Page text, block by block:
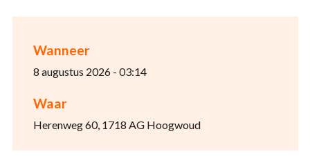
Wanneer
8 augustus 2026 - 03:14
Waar
Herenweg 60, 1718 AG Hoogwoud